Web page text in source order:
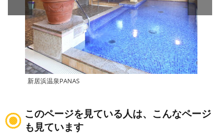
新居浜温泉PANAS
このページを見ている人は、こんなページ
も見ています